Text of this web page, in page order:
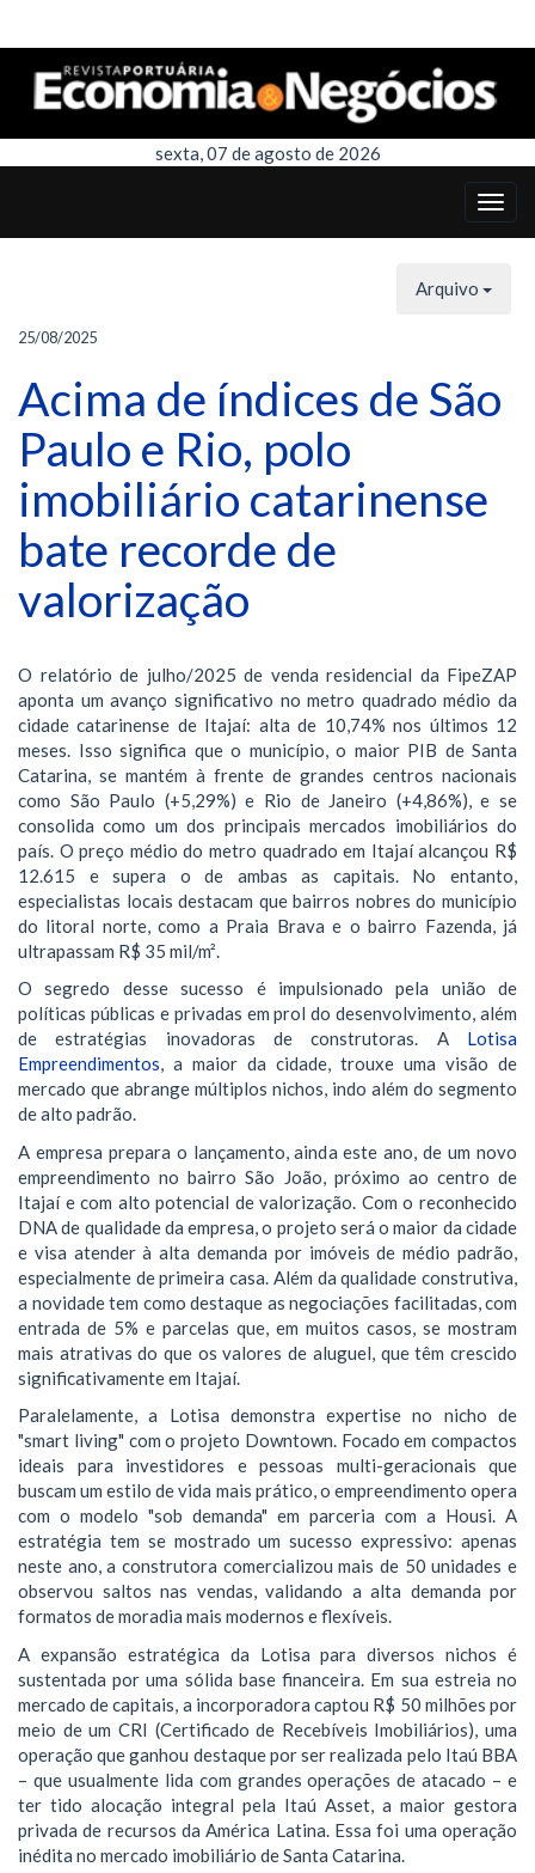
sexta, 07 de agosto de 2026
Arquivo
25/08/2025
Acima de índices de São
Paulo e Rio, polo
imobiliário catarinense
bate recorde de
valorização
O relatório de julho/2025 de venda residencial da FipeZAP
aponta um avanço significativo no metro quadrado médio da
cidade catarinense de Itajaí: alta de 10,74% nos últimos 12
meses. Isso significa que o município, o maior PIB de Santa
Catarina, se mantém à frente de grandes centros nacionais
como São Paulo (+5,29%) e Rio de Janeiro (+4,86%), e se
consolida como um dos principais mercados imobiliários do
país. O preço médio do metro quadrado em Itajaí alcançou R$
12.615 e supera o de ambas as capitais. No entanto,
especialistas locais destacam que bairros nobres do município
do litoral norte, como a Praia Brava e o bairro Fazenda, já
ultrapassam R$ 35 mil/m².
O segredo desse sucesso é impulsionado pela união de
políticas públicas e privadas em prol do desenvolvimento, além
de estratégias inovadoras de construtoras. A Lotisa
Empreendimentos, a maior da cidade, trouxe uma visão de
mercado que abrange múltiplos nichos, indo além do segmento
de alto padrão.
A empresa prepara o lançamento, ainda este ano, de um novo
empreendimento no bairro São João, próximo ao centro de
Itajaí e com alto potencial de valorização. Com o reconhecido
DNA de qualidade da empresa, o projeto será o maior da cidade
e visa atender à alta demanda por imóveis de médio padrão,
especialmente de primeira casa. Além da qualidade construtiva,
a novidade tem como destaque as negociações facilitadas, com
entrada de 5% e parcelas que, em muitos casos, se mostram
mais atrativas do que os valores de aluguel, que têm crescido
significativamente em Itajaí.
Paralelamente, a Lotisa demonstra expertise no nicho de
"smart living" com o projeto Downtown. Focado em compactos
ideais para investidores e pessoas multi-geracionais que
buscam um estilo de vida mais prático, o empreendimento opera
com o modelo "sob demanda" em parceria com a Housi. A
estratégia tem se mostrado um sucesso expressivo: apenas
neste ano, a construtora comercializou mais de 50 unidades e
observou saltos nas vendas, validando a alta demanda por
formatos de moradia mais modernos e flexíveis.
A expansão estratégica da Lotisa para diversos nichos é
sustentada por uma sólida base financeira. Em sua estreia no
mercado de capitais, a incorporadora captou R$ 50 milhões por
meio de um CRI (Certificado de Recebíveis Imobiliários), uma
operação que ganhou destaque por ser realizada pelo Itaú BBA
– que usualmente lida com grandes operações de atacado – e
ter tido alocação integral pela Itaú Asset, a maior gestora
privada de recursos da América Latina. Essa foi uma operação
inédita no mercado imobiliário de Santa Catarina.